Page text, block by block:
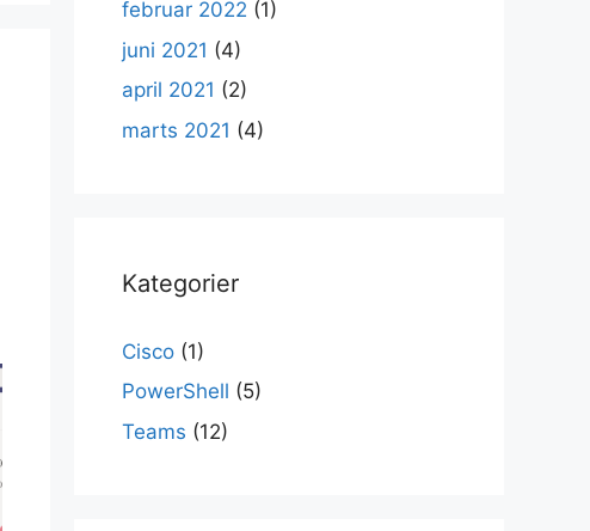
februar 2022 (1)
juni 2021 (4)
april 2021 (2)
marts 2021 (4)
Kategorier
Cisco (1)
PowerShell (5)
Teams (12)